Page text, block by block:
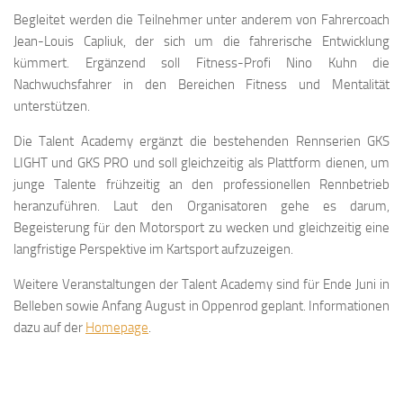
Begleitet werden die Teilnehmer unter anderem von Fahrercoach
Jean-Louis Capliuk, der sich um die fahrerische Entwicklung
kümmert. Ergänzend soll Fitness-Profi Nino Kuhn die
Nachwuchsfahrer in den Bereichen Fitness und Mentalität
unterstützen.
Die Talent Academy ergänzt die bestehenden Rennserien GKS
LIGHT und GKS PRO und soll gleichzeitig als Plattform dienen, um
junge Talente frühzeitig an den professionellen Rennbetrieb
heranzuführen. Laut den Organisatoren gehe es darum,
Begeisterung für den Motorsport zu wecken und gleichzeitig eine
langfristige Perspektive im Kartsport aufzuzeigen.
Weitere Veranstaltungen der Talent Academy sind für Ende Juni in
Belleben sowie Anfang August in Oppenrod geplant. Informationen
dazu auf der Homepage.